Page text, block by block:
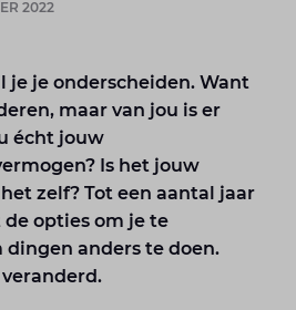
2022
je je onderscheiden. Want
maar van jou is er
écht jouw
Is het jouw
zelf? Tot een aantal jaar
opties om je te
dingen anders te doen.